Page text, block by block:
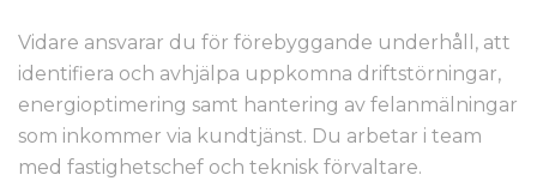
Vidare ansvarar du för förebyggande underhåll, att
identifiera och avhjälpa uppkomna driftstörningar,
energioptimering samt hantering av felanmälningar
som inkommer via kundtjänst. Du arbetar i team
med fastighetschef och teknisk förvaltare.